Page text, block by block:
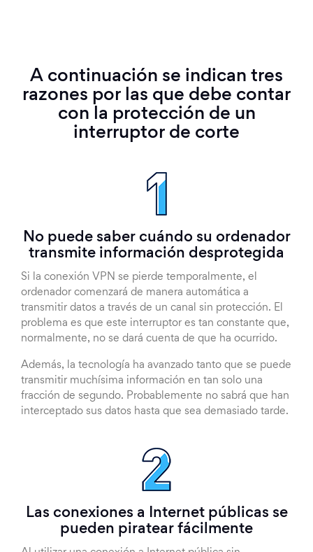
A continuación se indican tres
razones por las que debe contar
con la protección de un
interruptor de corte
No puede saber cuándo su ordenador
transmite información desprotegida
Si la conexión VPN se pierde temporalmente, el
ordenador comenzará de manera automática a
transmitir datos a través de un canal sin protección. El
problema es que este interruptor es tan constante que,
normalmente, no se dará cuenta de que ha ocurrido.
Además, la tecnología ha avanzado tanto que se puede
transmitir muchísima información en tan solo una
fracción de segundo. Probablemente no sabrá que han
interceptado sus datos hasta que sea demasiado tarde.
Las conexiones a Internet públicas se
pueden piratear fácilmente